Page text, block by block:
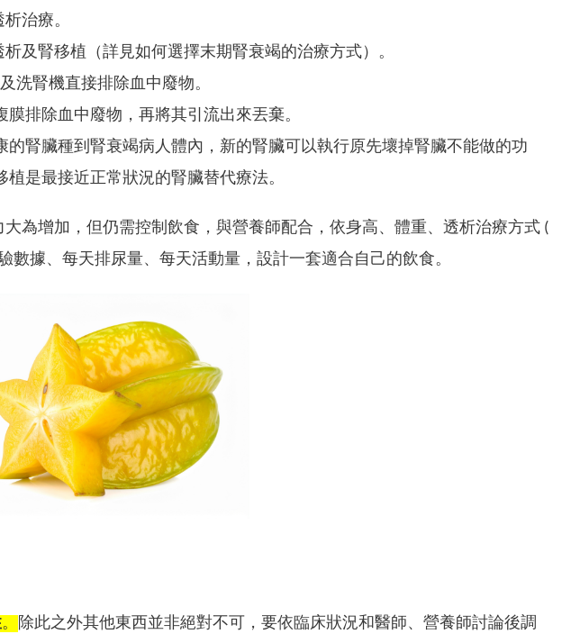
治療。
及腎移植（詳見如何選擇末期腎衰竭的治療方式）。
洗腎機直接排除血中廢物。
排除血中廢物，再將其引流出來丟棄。
的腎臟種到腎衰竭病人體內，新的腎臟可以執行原先壞掉腎臟不能做的功
是最接近正常狀況的腎臟替代療法。
為增加，但仍需控制飲食，與營養師配合，依身高、體重、透析治療方式 (
數據、每天排尿量、每天活動量，設計一套適合自己的飲食。
。
除此之外其他東西並非絕對不可，要依臨床狀況和醫師、營養師討論後調